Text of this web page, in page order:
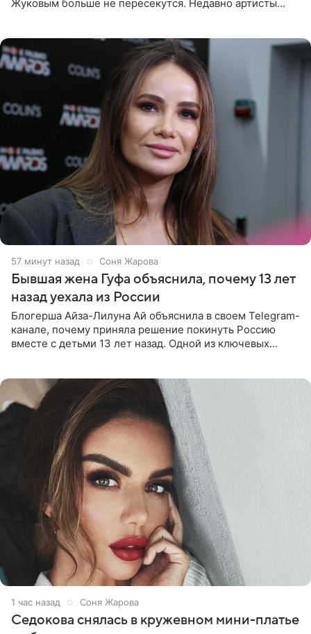
Жуковым больше не пересекутся. Недавно артисты
57 минут назад Соня Жарова
Бывшая жена Гуфа объяснила, почему 13 лет
назад уехала из России
Блогерша Айза-Лилуна Ай объяснила в своем Telegram-
канале, почему приняла решение покинуть Россию
вместе с детьми 13 лет назад. Одной из ключевых
1 час назад Соня Жарова
Седокова снялась в кружевном мини-платье